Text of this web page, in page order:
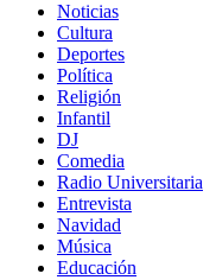
Noticias
Cultura
Deportes
Política
Religión
Infantil
DJ
Comedia
Radio Universitaria
Entrevista
Navidad
Música
Educación